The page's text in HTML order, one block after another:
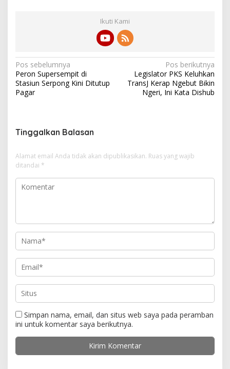
Ikuti Kami
N
a
v
g
a
s
i
p
Pos sebelumnya
Peron Supersempit di
Stasiun Serpong Kini Ditutup
Pagar
Pos berikutnya
Legislator PKS Keluhkan
TransJ Kerap Ngebut Bikin
Ngeri, Ini Kata Dishub
Tinggalkan Balasan
Alamat email Anda tidak akan dipublikasikan. Ruas yang wajib
ditandai *
Simpan nama, email, dan situs web saya pada peramban
ini untuk komentar saya berikutnya.